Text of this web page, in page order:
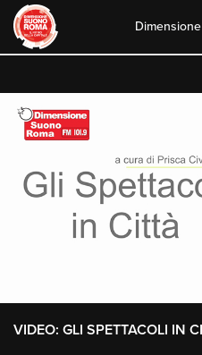
content
VIDEO: GLI SPETTACOLI IN